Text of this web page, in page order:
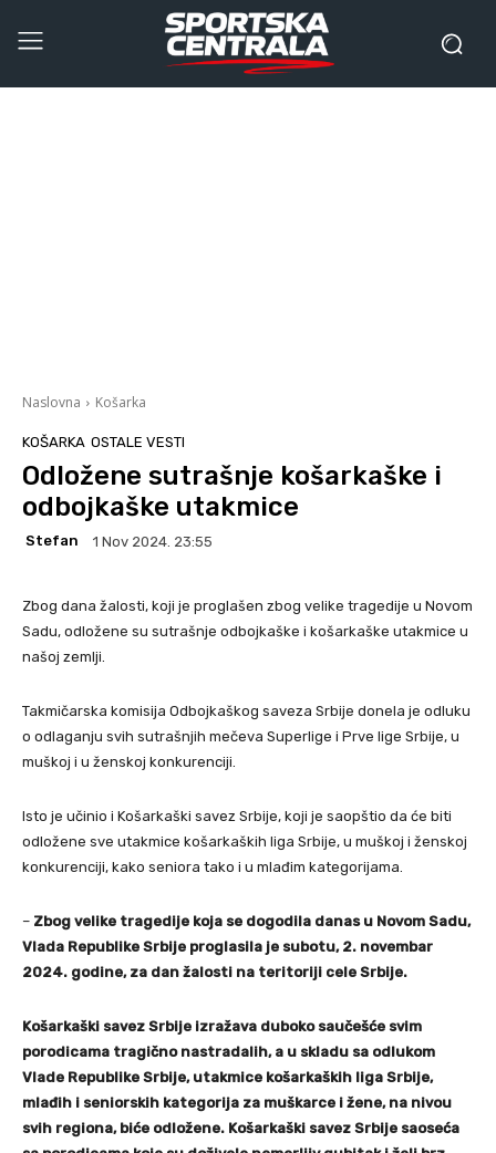
Naslovna Košarka
KOŠARKA OSTALE VESTI
Odložene sutrašnje košarkaške i
odbojkaške utakmice
Stefan 1 Nov 2024. 23:55
Zbog dana žalosti, koji je proglašen zbog velike tragedije u Novom
Sadu, odložene su sutrašnje odbojkaške i košarkaške utakmice u
našoj zemlji.
Takmičarska komisija Odbojkaškog saveza Srbije donela je odluku
o odlaganju svih sutrašnjih mečeva Superlige i Prve lige Srbije, u
muškoj i u ženskoj konkurenciji.
Isto je učinio i Košarkaški savez Srbije, koji je saopštio da će biti
odložene sve utakmice košarkaških liga Srbije, u muškoj i ženskoj
konkurenciji, kako seniora tako i u mlađim kategorijama.
– Zbog velike tragedije koja se dogodila danas u Novom Sadu,
Vlada Republike Srbije proglasila je subotu, 2. novembar
2024. godine, za dan žalosti na teritoriji cele Srbije.
Košarkaški savez Srbije izražava duboko saučešće svim
porodicama tragično nastradalih, a u skladu sa odlukom
Vlade Republike Srbije, utakmice košarkaških liga Srbije,
mlađih i seniorskih kategorija za muškarce i žene, na nivou
svih regiona, biće odložene. Košarkaški savez Srbije saoseća